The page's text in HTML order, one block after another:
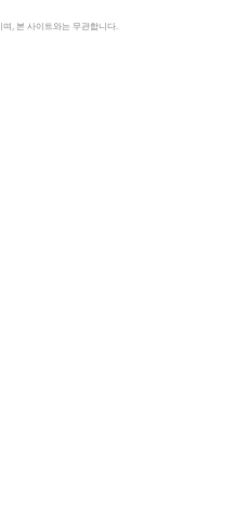
, 본 사이트와는 무관합니다.